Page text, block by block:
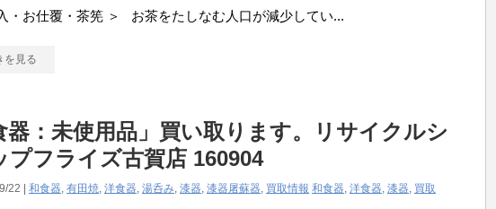
・お仕覆・茶筅 ＞ お茶をたしなむ人口が減少してい...
を見る
器：未使用品」買い取ります。リサイクルシ
プフライズ古賀店 160904
22 | 和食器, 有田焼, 洋食器, 湯呑み, 漆器, 漆器屠蘇器, 買取情報 和食器, 洋食器, 漆器, 買取